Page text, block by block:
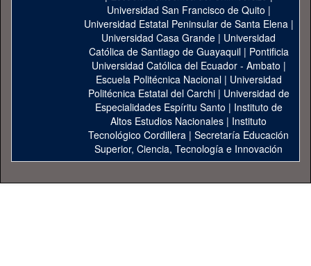
Universidad San Francisco de Quito |
Universidad Estatal Peninsular de Santa Elena|
Universidad Casa Grande | Universidad
Católica de Santiago de Guayaquil| Pontificia
Universidad Católica del Ecuador - Ambato |
Escuela Politécnica Nacional| Universidad
Politécnica Estatal del Carchi| Universidad de
Especialidades Espíritu Santo | Instituto de
Altos Estudios Nacionales | Instituto
Tecnológico Cordillera | Secretaría Educación
Superior, Ciencia, Tecnología e Innovación